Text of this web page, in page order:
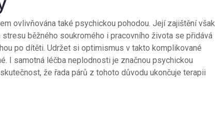
ovlivňována také psychickou pohodou. Její zajištění však
běžného soukromého i pracovního života se přidává
po dítěti. Udržet si optimismus v takto komplikované
I samotná léčba neplodnosti je značnou psychickou
že řada párů z tohoto důvodu ukončuje terapii